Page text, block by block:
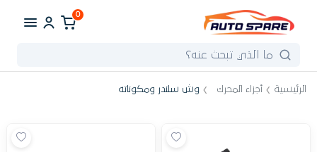
0
الرئيسية أجزاء المحرك وش سلندر ومكوناته